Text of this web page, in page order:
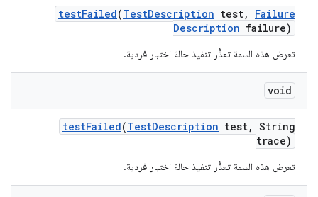
testFailed(TestDescription test,
Failure
Description failure)
تعرض هذه السمة تعذُّر تنفيذ حالة اختبار فردية.
void
testFailed(TestDescription test, String
trace)
تعرض هذه السمة تعذُّر تنفيذ حالة اختبار فردية.